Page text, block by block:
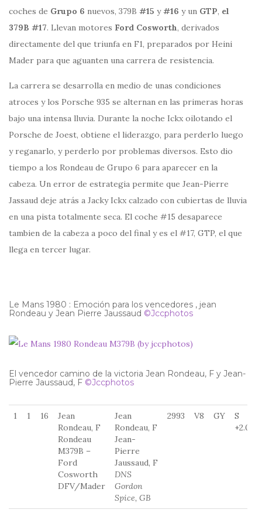
coches de Grupo 6 nuevos, 379B #15 y#16 y un GTP, el
379B #17. Llevan motores Ford Cosworth, derivados
directamente del que triunfa en F1, preparados por Heini
Mader para que aguanten una carrera de resistencia.
La carrera se desarrolla en medio de unas condiciones
atroces y los Porsche 935 se alternan en las primeras horas
bajo una intensa lluvia. Durante la noche Ickx oilotando el
Porsche de Joest, obtiene el liderazgo, para perderlo luego
y reganarlo, y perderlo por problemas diversos. Esto dio
tiempo a los Rondeau de Grupo 6 para aparecer en la
cabeza. Un error de estrategia permite que Jean-Pierre
Jassaud deje atrás a Jacky Ickx calzado con cubiertas de lluvia
en una pista totalmente seca. El coche #15 desaparece
tambien de la cabeza a poco del final y es el #17, GTP, el que
llega en tercer lugar.
Le Mans 1980 : Emoción para los vencedores , jean
Rondeau y Jean Pierre Jaussaud ©Jccphotos
El vencedor camino de la victoria Jean Rondeau, F y Jean-
Pierre Jaussaud, F ©Jccphotos
1 1 16
Jean
Rondeau, F
Rondeau
M379B –
Ford
Cosworth
DFV/Mader
Jean
Rondeau, F
Jean-
Pierre
Jaussaud, F
DNS
Gordon
Spice, GB
2993 V8 GY
S
+2.0